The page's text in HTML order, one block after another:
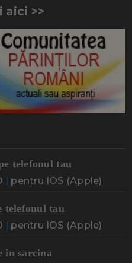
aici >>
telefonul tau
| pentru IOS (Apple)
telefonul tau
| pentru IOS (Apple)
in sarcina